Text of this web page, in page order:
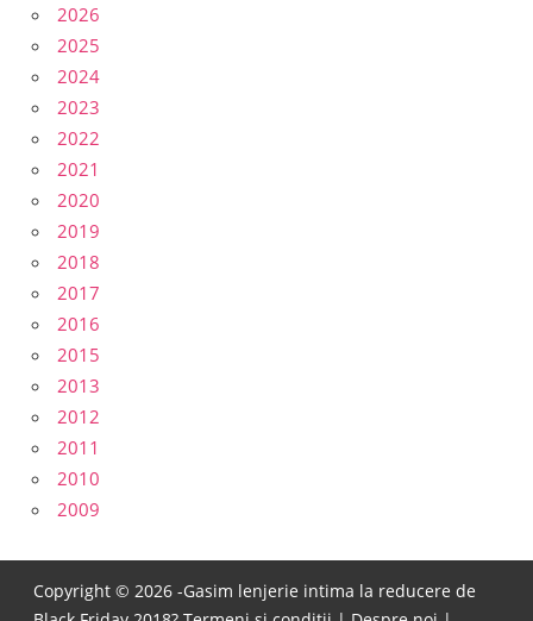
2026
2025
2024
2023
2022
2021
2020
2019
2018
2017
2016
2015
2013
2012
2011
2010
2009
Copyright © 2026 -Gasim lenjerie intima la reducere de